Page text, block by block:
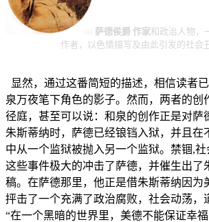
萨德侯爵 作家和政治人物，
作者，以色情描写及由此引发的社会
显然，通过这番简短的描述，相信读者
泉万夜笔下角色的影子。然而，两者的创
径庭，甚至可以说：和泉的创作正是对萨
朱斯蒂纳时，萨德已经锒铛入狱，并且在
中从一个监狱被抛入另一个监狱。禁锢,社
这些事件极大的冲击了萨德，并催生出了
稿。在萨德那里，他正是借朱斯蒂纳因为
抨击了一个充满了政治腐败，社会动荡，
“在一个黑暗的世界里，美德不能保证幸福